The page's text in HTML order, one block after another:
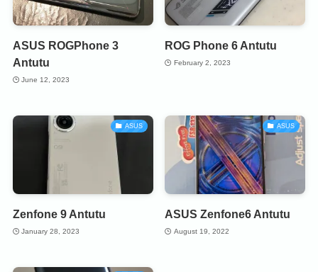
ASUS ROGPhone 3
Antutu
June 12, 2023
ROG Phone 6 Antutu
February 2, 2023
ASUS
Zenfone 9 Antutu
January 28, 2023
ASUS
ASUS Zenfone6 Antutu
August 19, 2022